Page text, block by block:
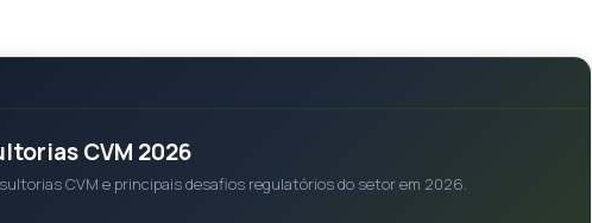
CVM 2026
CVM e principais desafios regulatórios do setor em 2026.